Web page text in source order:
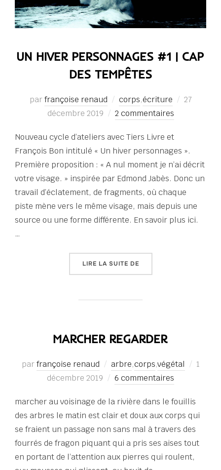
UN HIVER PERSONNAGES #1 | CAP
DES TEMPÊTES
parfrançoise renaud corps,écriture
Publié
27
décembre 2019
2 commentaires
Nouveau cycle d’ateliers avec Tiers Livre et
François Bon intitulé « Un hiver personnages ».
Première proposition : « A nul moment je n’ai décrit
votre visage. » inspirée par Edmond Jabès. Donc un
travail d’éclatement, de fragments, où chaque
piste mène vers le même visage, mais depuis une
source ou une forme différente. En savoir plus ici.
…
LIRE LA SUITE DE« UN HIVER
MARCHER REGARDER
parfrançoise renaud arbre,corps,végétal
Publié
1
décembre 2019
6 commentaires
marcher au voisinage de la rivière dans le fouillis
des arbres le matin est clair et doux aux corps qui
se fraient un passage non sans mal à travers des
fourrés de fragon piquant qui a pris ses aises tout
en portant de l’attention aux pierres qui roulent,